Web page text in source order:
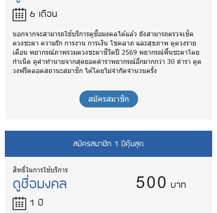
6 เดือน
นอกจากจะสามารถใช้บริการดูชื่อมงคลได้แล้ว ยังสามารถตรวจเช็ค
ดวงชะตา ความรัก การงาน การเงิน โชคลาภ และสุขภาพ ดูดวงราย
เดือน พยากรณ์ภาพรวมดวงชะตาชีวิตปี 2569 พยากรณ์พื้นชะตาโดย
กำเนิด ดูคำทำนายจากสุดยอดตำราพยากรณ์อีกมากกว่า 30 ตำรา ดูด
วงฟรีตลอดสถานะสมาชิก ได้โดยไม่จำกัดจำนวนครั้ง
สมัครสมาชิก
สมัครสมาชิก 1 ปีคุ้มสุด
สิทธิ์ในการใช้บริการ
ดูชื่อมงคล
1 ปี
500 บาท